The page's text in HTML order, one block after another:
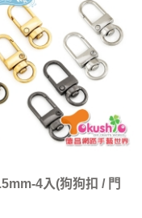
4入(狗狗扣 / 門